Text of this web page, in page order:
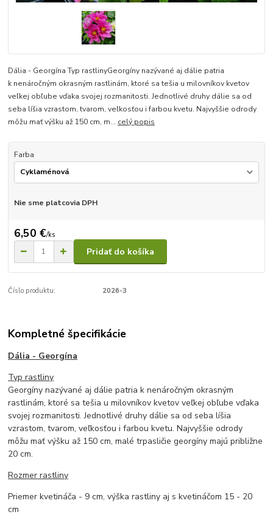
Dália - Georgína Typ rastlinyGeorgíny nazývané aj dálie patria
k nenáročným okrasným rastlinám, ktoré sa tešia u milovníkov kvetov
veľkej obľube vďaka svojej rozmanitosti. Jednotlivé druhy dálie sa od
seba líšia vzrastom, tvarom, veľkosťou i farbou kvetu. Najvyššie odrody
môžu mať výšku až 150 cm, m... celý popis
Farba
Nie sme platcovia DPH
6,50 €/ks
Pridať do košíka
Číslo produktu: 2026-3
Kompletné špecifikácie
Dália - Georgína
Typ rastliny
Georgíny nazývané aj dálie patria k nenáročným okrasným
rastlinám, ktoré sa tešia u milovníkov kvetov veľkej obľube vďaka
svojej rozmanitosti. Jednotlivé druhy dálie sa od seba líšia
vzrastom, tvarom, veľkosťou i farbou kvetu. Najvyššie odrody
môžu mať výšku až 150 cm, malé trpasličie georgíny majú približne
20 cm.
Rozmer rastliny
Priemer kvetináča - 9 cm, výška rastliny aj s kvetináčom 15 - 20
cm